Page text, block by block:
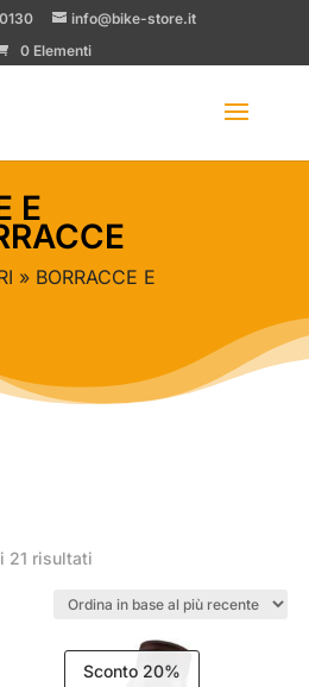
info@bike-store.it
0 Elementi
E
» BORRACCE E
21 risultatiOrdina
base
più
Sconto 20%